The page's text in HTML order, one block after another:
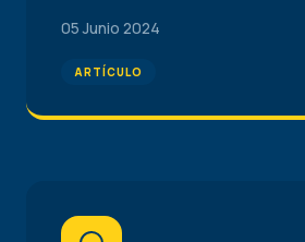
05 Junio 2024
ARTÍCULO